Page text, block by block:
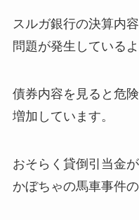
スルガ銀行の決算内
問題が発生している
債券内容を見ると危
増加しています。
おそらく貸倒引当金
かぼちゃの馬車事件